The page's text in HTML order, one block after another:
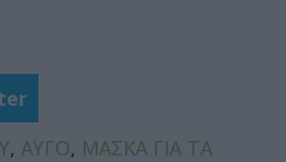
, ΑΥΓΟ, ΜΑΣΚΑ ΓΙΑ ΤΑ